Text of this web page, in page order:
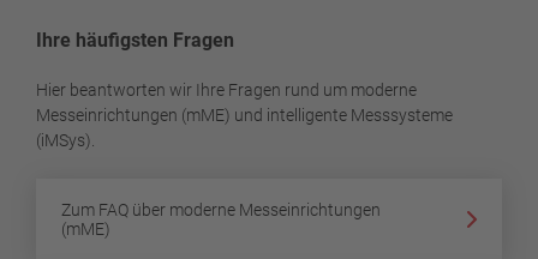
Ihre häufigsten Fragen
Hier beantworten wir Ihre Fragen rund um moderne
Messeinrichtungen (mME) und intelligente Messsysteme
(iMSys).
Zum FAQ über moderne Messeinrichtungen
(mME)